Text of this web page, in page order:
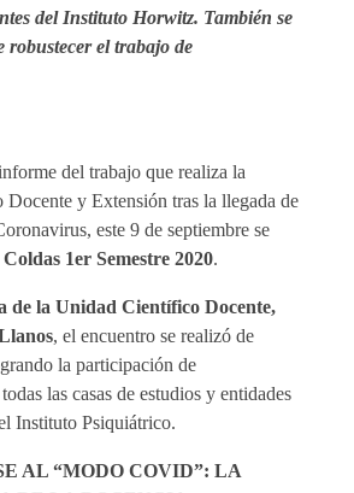
del Instituto Horwitz. También se
robustecer el trabajo de
del trabajo que realiza la
y Extensión tras la llegada de
este 9 de septiembre se
Coldas 1er Semestre 2020.
de la Unidad Científico Docente,
, el encuentro se realizó de
la participación de
las casas de estudios y entidades
Instituto Psiquiátrico.
AL “MODO COVID”: LA